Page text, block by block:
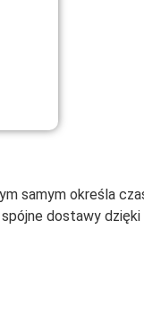
samym określa
dostawy